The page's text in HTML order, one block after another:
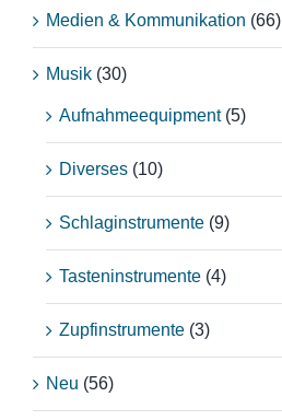
Medien & Kommunikation (66)
Musik (30)
Aufnahmeequipment (5)
Diverses (10)
Schlaginstrumente (9)
Tasteninstrumente (4)
Zupfinstrumente (3)
Neu (56)